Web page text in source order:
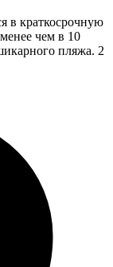
в краткосрочную
чем в 10
пляжа. 2